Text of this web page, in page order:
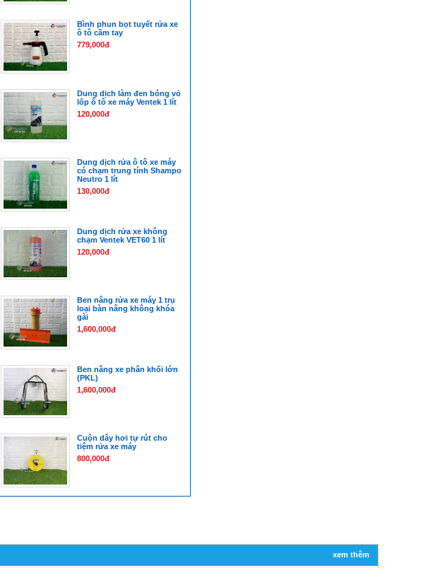
Bình phun bọt tuyết rửa xe
ô tô cầm tay
779,000đ
Dung dịch làm đen bóng vỏ
lốp ô tô xe máy Ventek 1 lít
120,000đ
Dung dịch rửa ô tô xe máy
có chạm trung tính Shampo
Neutro 1 lít
130,000đ
Dung dịch rửa xe không
chạm Ventek VET60 1 lít
120,000đ
Ben nâng rửa xe máy 1 trụ
loại bàn nâng không khóa
gài
1,600,000đ
Ben nâng xe phân khối lớn
(PKL)
1,600,000đ
Cuộn dây hơi tự rút cho
tiệm rửa xe máy
800,000đ
xem thêm